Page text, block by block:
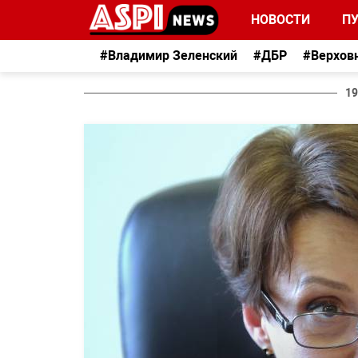
НОВОСТИ
#Владимир Зеленский #ДБР